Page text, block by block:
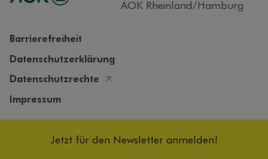
AOK Rheinland/Hamburg
Barrierefreiheit
Datenschutzerklärung
Datenschutzrechte
Impressum
Jetzt für den Newsletter anmelden!